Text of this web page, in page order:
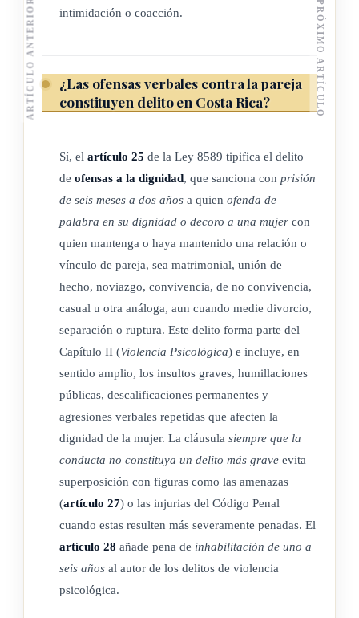
de cualquier otra naturaleza.
h) Con el uso de un alto grado de conocimiento científico,
delito.
i) Con el uso de animales.
señalada por el delito correspondiente, cuando concurran una
o varias circunstancias agravantes.
(Así reformado por el artículo único de la Ley para agravar
los delitos en contra de las mujeres cuando se utilice ácido y
otras sustancias corrosivas, N° 10636 del 29 de enero del
2025)
SECCIÓN I
Clases de penas
ARTÍCULO 9
Clases de penas para los delitos
Las penas aplicables a los delitos descritos en la presente Ley
1.- Principal:
intimidación o coacción.
¿Las ofensas verbales contra la pareja
constituyen delito en Costa Rica?
Sí, el artículo 25 de la Ley 8589 tipifica el delito
de ofensas a la dignidad, que sanciona con prisión
de seis meses a dos años a quien ofenda de
palabra en su dignidad o decoro a una mujer con
quien mantenga o haya mantenido una relación o
vínculo de pareja, sea matrimonial, unión de
hecho, noviazgo, convivencia, de no convivencia,
casual u otra análoga, aun cuando medie divorcio,
separación o ruptura. Este delito forma parte del
Capítulo II (Violencia Psicológica) e incluye, en
sentido amplio, los insultos graves, humillaciones
públicas, descalificaciones permanentes y
agresiones verbales repetidas que afecten la
dignidad de la mujer. La cláusula siempre que la
conducta no constituya un delito más grave evita
superposición con figuras como las amenazas
(artículo 27) o las injurias del Código Penal
cuando estas resulten más severamente penadas. El
artículo 28 añade pena de inhabilitación de uno a
seis años al autor de los delitos de violencia
psicológica.
ARTÍCULO ANTERIOR PRÓXIMO ARTÍCULO